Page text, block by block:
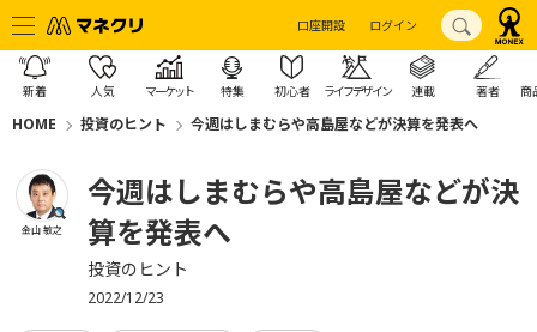
口座開設 ログイン
新着 人気 マーケット 特集 初心者 ライフデザイン 連載 著者 商
HOME 投資のヒント 今週はしまむらや高島屋などが決算を発表へ
金山 敏之
今週はしまむらや高島屋などが決
算を発表へ
投資のヒント
2022/12/23